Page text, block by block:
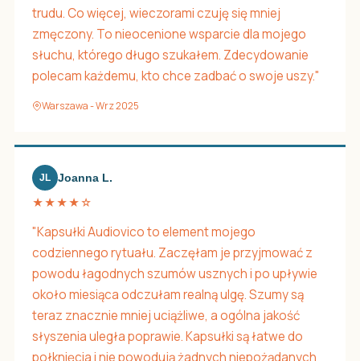
trudu. Co więcej, wieczorami czuję się mniej
zmęczony. To nieocenione wsparcie dla mojego
słuchu, którego długo szukałem. Zdecydowanie
polecam każdemu, kto chce zadbać o swoje uszy."
Warszawa - Wrz 2025
JL Joanna L.
★★★★☆
"Kapsułki Audiovico to element mojego
codziennego rytuału. Zaczęłam je przyjmować z
powodu łagodnych szumów usznych i po upływie
około miesiąca odczułam realną ulgę. Szumy są
teraz znacznie mniej uciążliwe, a ogólna jakość
słyszenia uległa poprawie. Kapsułki są łatwe do
połknięcia i nie powodują żadnych niepożądanych